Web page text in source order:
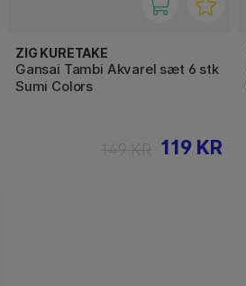
ZIG KURETAKE
Gansai Tambi Akvarel sæt 6 stk
Sumi Colors
119 KR